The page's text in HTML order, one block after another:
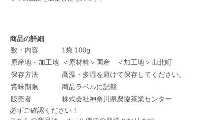
商品の詳細
数・内容
1袋 100g
原産地・加工地 ＜原材料＞国産 ＜加工地＞山北町
保存方法
高温・多湿を避けて保存してください。
賞味期限
商品ラベルに記載
販売者
株式会社神奈川県農協茶業センター
必ずご確認ください！